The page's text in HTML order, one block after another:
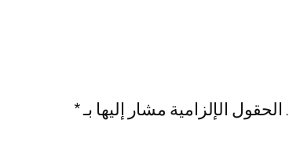
الحقول الإلزامية مشار إليها بـ*